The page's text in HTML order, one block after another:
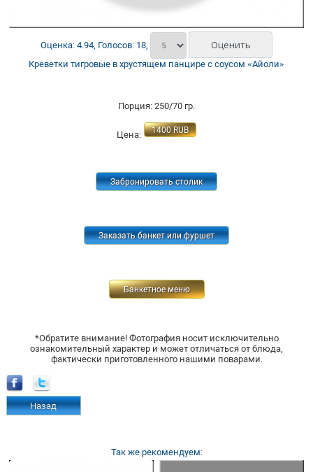
Оценка: 4.94, Голосов: 18,
Креветки тигровые в хрустящем панцире с соусом «Айоли»
Порция: 250/70 гр.
Цена: 1400 RUB
Забронировать столик
Заказать банкет или фуршет
Банкетное меню
*Обратите внимание! Фотография носит исключительно
ознакомительный характер и может отличаться от блюда,
фактически приготовленного нашими поварами.
Назад
Так же рекомендуем: